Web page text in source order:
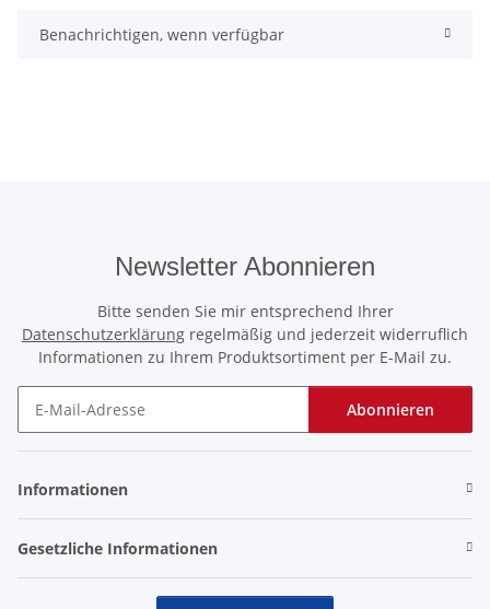
Benachrichtigen, wenn verfügbar
Newsletter Abonnieren
Bitte senden Sie mir entsprechend Ihrer
Datenschutzerklärung regelmäßig und jederzeit widerruflich
Informationen zu Ihrem Produktsortiment per E-Mail zu.
Abonnieren
Informationen
Gesetzliche Informationen